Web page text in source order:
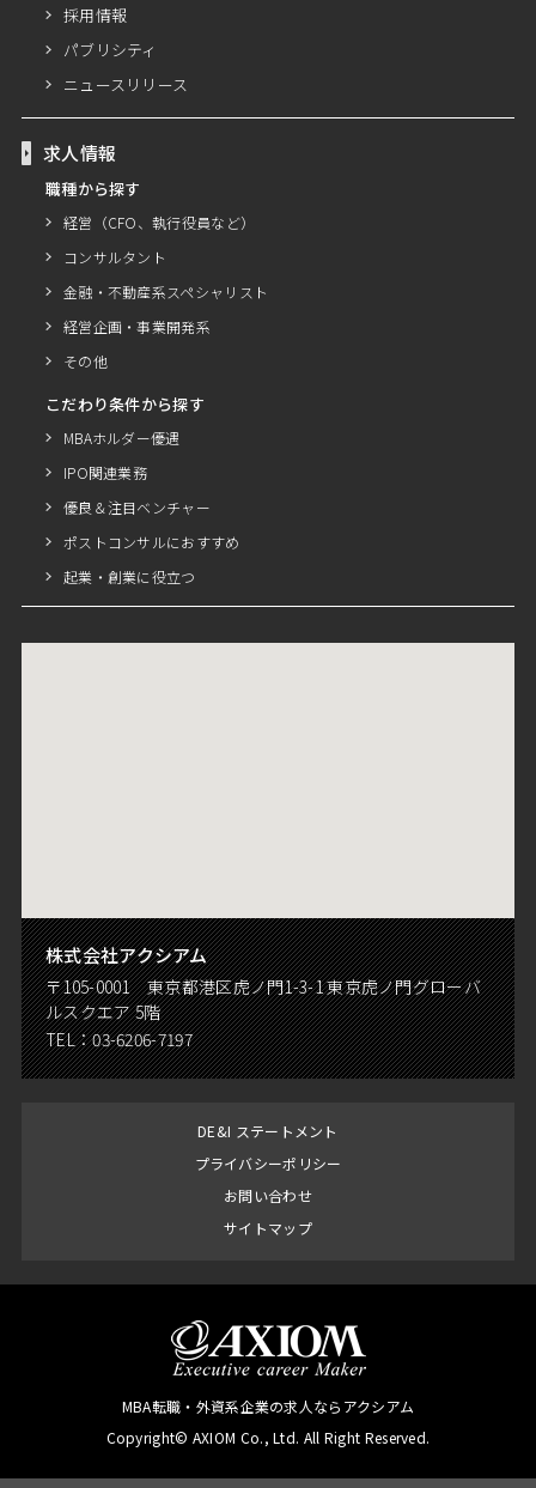
採用情報
パブリシティ
ニュースリリース
求人情報
職種から探す
経営（CFO、執行役員など）
コンサルタント
金融・不動産系スペシャリスト
経営企画・事業開発系
その他
こだわり条件から探す
MBAホルダー優遇
IPO関連業務
優良＆注目ベンチャー
ポストコンサルにおすすめ
起業・創業に役立つ
株式会社アクシアム
〒105-0001 東京都港区虎ノ門1-3-1 東京虎ノ門グローバ
ルスクエア 5階
TEL：03-6206-7197
DE&I ステートメント
プライバシーポリシー
お問い合わせ
サイトマップ
MBA転職・外資系企業の求人ならアクシアム
Copyright© AXIOM Co., Ltd. All Right Reserved.